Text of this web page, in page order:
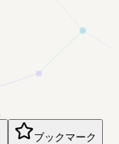
ブックマーク